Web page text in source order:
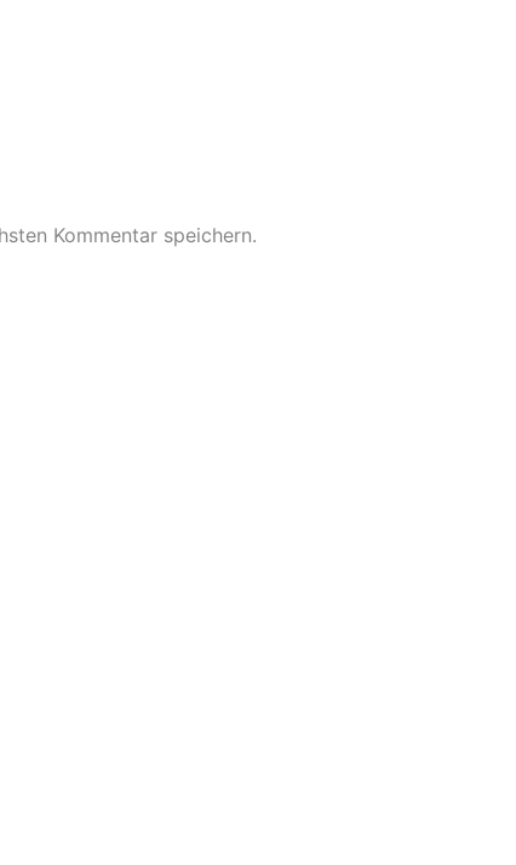
Kommentar speichern.